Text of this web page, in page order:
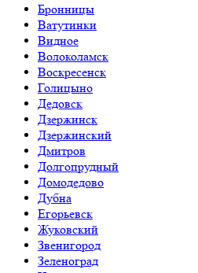
Бронницы
Ватутинки
Видное
Волоколамск
Воскресенск
Голицыно
Дедовск
Дзержинск
Дзержинский
Дмитров
Долгопрудный
Домодедово
Дубна
Егорьевск
Жуковский
Звенигород
Зеленоград